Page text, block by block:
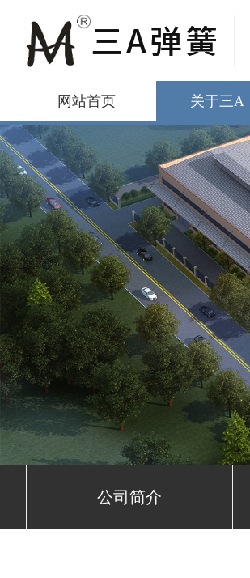
网站首页 关于三A
公司简介